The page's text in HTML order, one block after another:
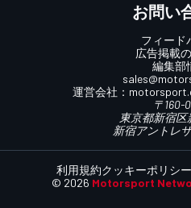
お問い
フィード
広告掲載
編集部
運営会社：
〒160-
東京都新宿区
新宿アントレ
© 2026 Motorsport
利用規約クッキーポリシー